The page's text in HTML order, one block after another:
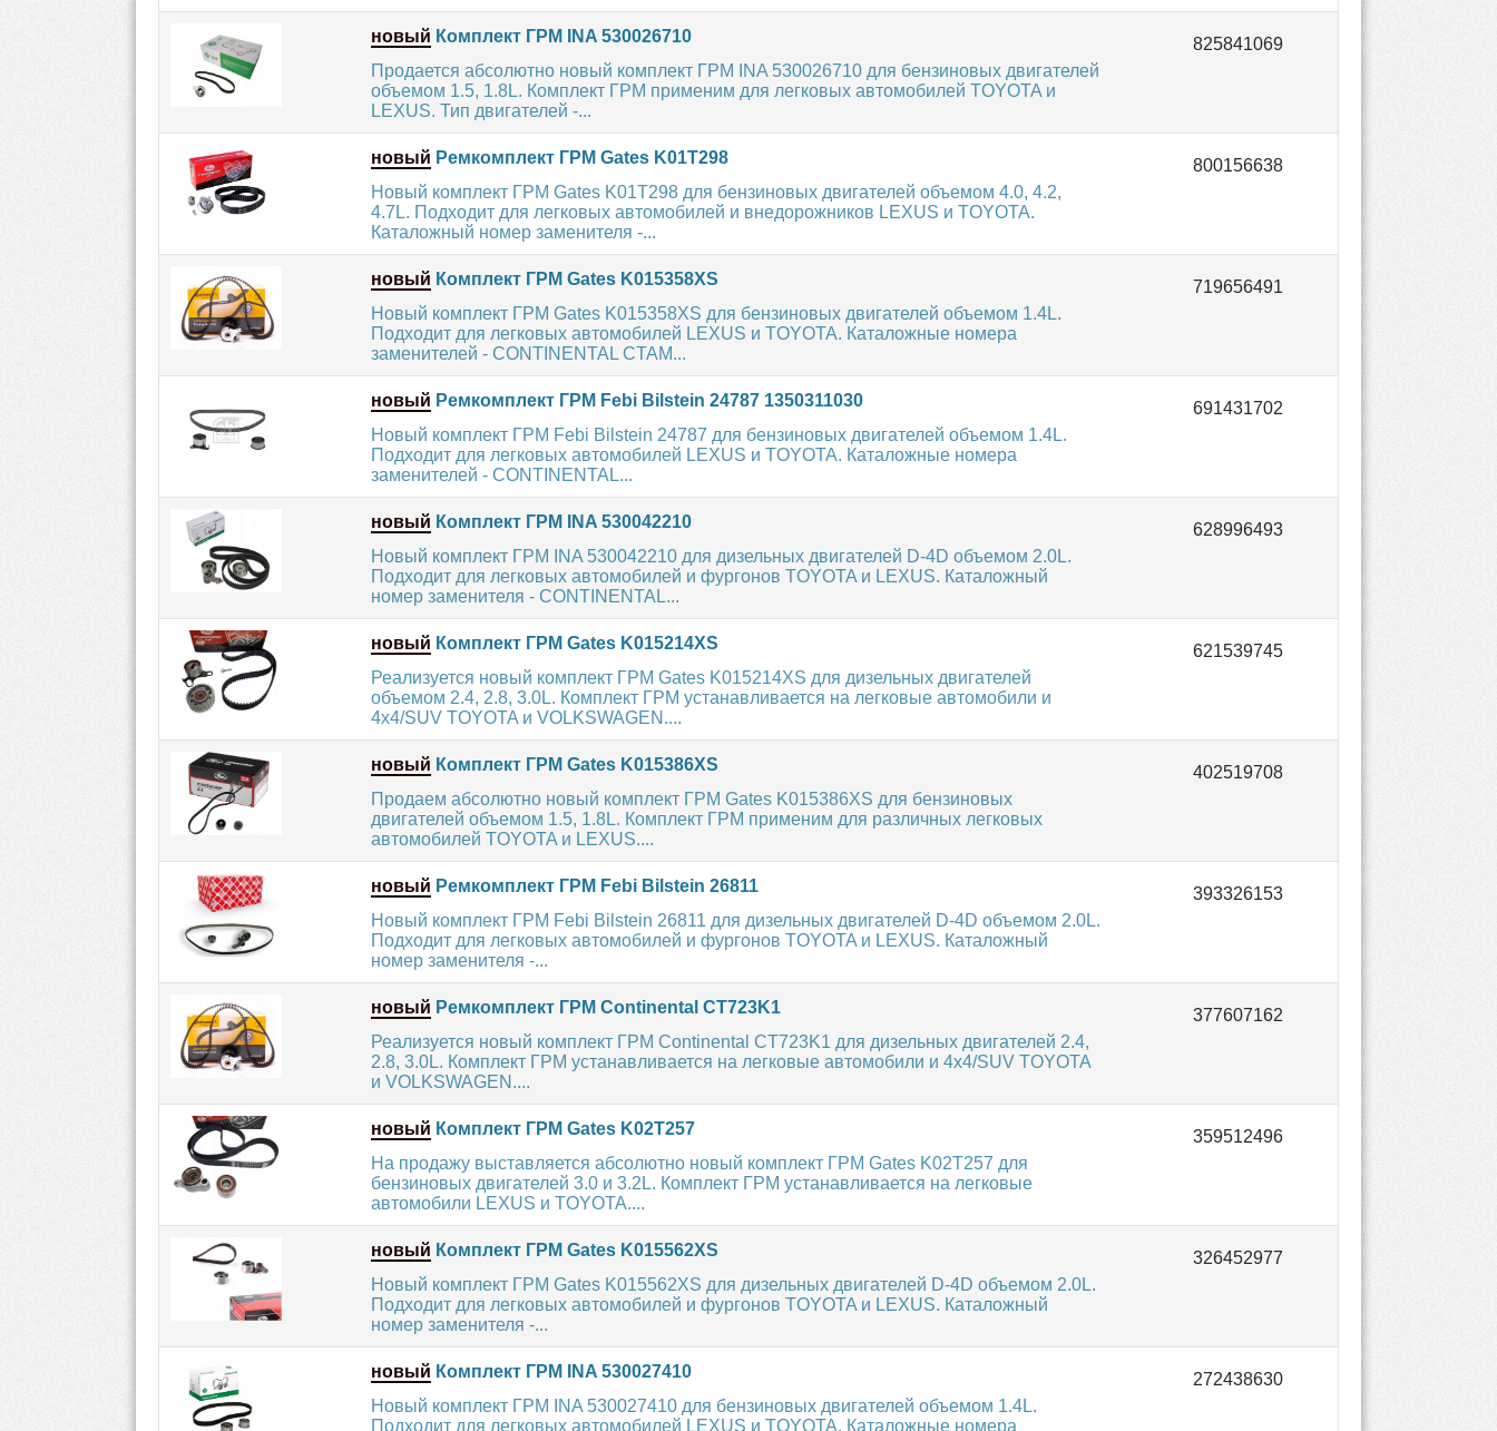
новый Комплект ГРМ INA 530026710
Продается абсолютно новый комплект ГРМ INA 530026710 для бензиновых двигателей
объемом 1.5, 1.8L. Комплект ГРМ применим для легковых автомобилей TOYOTA и
LEXUS. Тип двигателей -...
новый Ремкомплект ГРМ Gates K01T298
Новый комплект ГРМ Gates K01T298 для бензиновых двигателей объемом 4.0, 4.2,
4.7L. Подходит для легковых автомобилей и внедорожников LEXUS и TOYOTA.
Каталожный номер заменителя -...
новый Комплект ГРМ Gates K015358XS
Новый комплект ГРМ Gates K015358XS для бензиновых двигателей объемом 1.4L.
Подходит для легковых автомобилей LEXUS и TOYOTA. Каталожные номера
заменителей - CONTINENTAL CTAM...
новый Ремкомплект ГРМ Febi Bilstein 24787 1350311030
Новый комплект ГРМ Febi Bilstein 24787 для бензиновых двигателей объемом 1.4L.
Подходит для легковых автомобилей LEXUS и TOYOTA. Каталожные номера
заменителей - CONTINENTAL...
новый Комплект ГРМ INA 530042210
Новый комплект ГРМ INA 530042210 для дизельных двигателей D-4D объемом 2.0L.
Подходит для легковых автомобилей и фургонов TOYOTA и LEXUS. Каталожный
номер заменителя - CONTINENTAL...
новый Комплект ГРМ Gates K015214XS
Реализуется новый комплект ГРМ Gates K015214XS для дизельных двигателей
объемом 2.4, 2.8, 3.0L. Комплект ГРМ устанавливается на легковые автомобили и
4x4/SUV TOYOTA и VOLKSWAGEN....
новый Комплект ГРМ Gates K015386XS
Продаем абсолютно новый комплект ГРМ Gates K015386XS для бензиновых
двигателей объемом 1.5, 1.8L. Комплект ГРМ применим для различных легковых
автомобилей TOYOTA и LEXUS....
новый Ремкомплект ГРМ Febi Bilstein 26811
Новый комплект ГРМ Febi Bilstein 26811 для дизельных двигателей D-4D объемом 2.0L.
Подходит для легковых автомобилей и фургонов TOYOTA и LEXUS. Каталожный
номер заменителя -...
новый Ремкомплект ГРМ Continental CT723K1
Реализуется новый комплект ГРМ Continental CT723K1 для дизельных двигателей 2.4,
2.8, 3.0L. Комплект ГРМ устанавливается на легковые автомобили и 4x4/SUV TOYOTA
и VOLKSWAGEN....
новый Комплект ГРМ Gates K02T257
На продажу выставляется абсолютно новый комплект ГРМ Gates K02T257 для
бензиновых двигателей 3.0 и 3.2L. Комплект ГРМ устанавливается на легковые
автомобили LEXUS и TOYOTA....
новый Комплект ГРМ Gates K015562XS
Новый комплект ГРМ Gates K015562XS для дизельных двигателей D-4D объемом 2.0L.
Подходит для легковых автомобилей и фургонов TOYOTA и LEXUS. Каталожный
номер заменителя -...
новый Комплект ГРМ INA 530027410
Новый комплект ГРМ INA 530027410 для бензиновых двигателей объемом 1.4L.
Подходит для легковых автомобилей LEXUS и TOYOTA. Каталожные номера